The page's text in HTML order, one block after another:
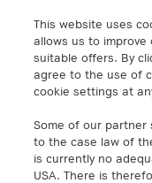
+43 5 06640
info@a1.digital
A1 Digital Spain S.L.
Calle Federico
28016 Madrid, España
info@a1.digital
This website uses
allows us to
suitable offers. By
agree to the use of
cookie settings at
Some of our partner
to the case law of
is currently no
USA. There is